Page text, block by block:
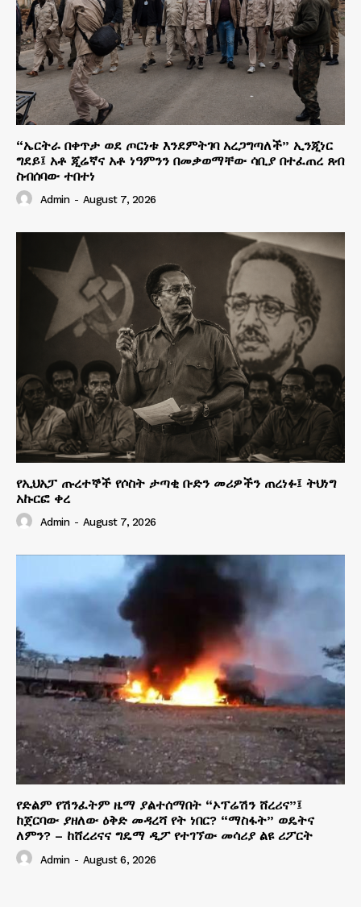
“ኤርትራ በቀጥታ ወደ ጦርነቱ እንደምትገባ አረጋግጣለች” ኢንጂነር
ግደይ፤ አቶ ጂሬኛና አቶ ነዓምንን በመቃወማቸው ሳቢያ በተፈጠረ ጸብ
ስብሰባው ተበተነ
Admin - August 7, 2026
የኢህአፓ ጡረተኞች የሶስት ታጣቂ ቡድን መሪዎችን ጠረነፉ፤ ትህነግ
አኩርፎ ቀረ
Admin - August 7, 2026
የድልም የሽንፈትም ዜማ ያልተሰማበት “ኦፕሬሽን ሸረሪና”፤
ከጀርባው ያዘለው ዕቅድ መዳረሻ የት ነበር? “ማስፋት” ወዴትና
ለምን? – ከሸረሪናና ግዴማ ዲፖ የተገኘው መሳሪያ ልዩ ሪፖርት
Admin - August 6, 2026